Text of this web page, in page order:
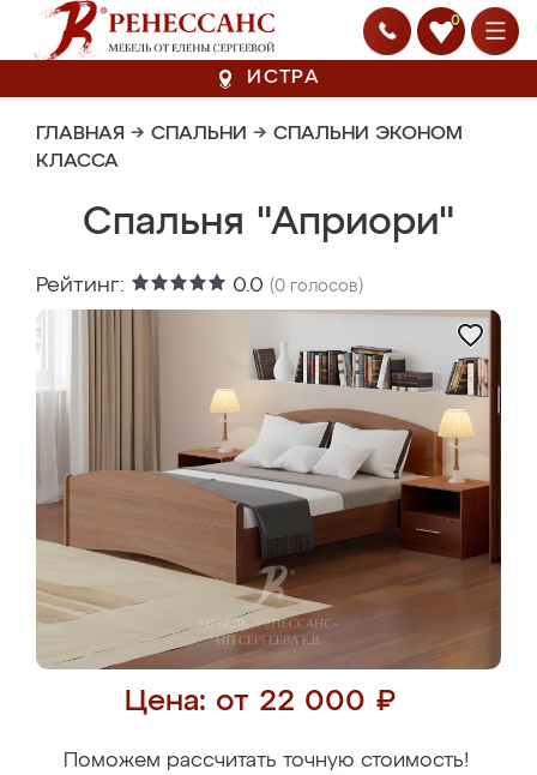
0
ИСТРА
ГЛАВНАЯ → СПАЛЬНИ → СПАЛЬНИ ЭКОНОМ
КЛАССА
Спальня "Априори"
Рейтинг: 0.0 (0 голосов)
Цена: от 22 000 ₽
Поможем рассчитать точную стоимость!